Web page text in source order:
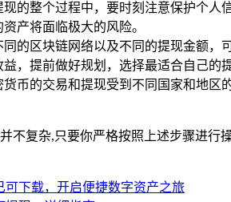
现的整个过程中，要时刻注意保护个人
产将面临极大的风险。
同的区块链网络以及不同的提现金额，
，提前做好规划，选择最适合自己的
货币的交易和提现受到不同国家和地
不复杂,只要你严格按照上述步骤进
可下载，开启便捷数字资产之旅